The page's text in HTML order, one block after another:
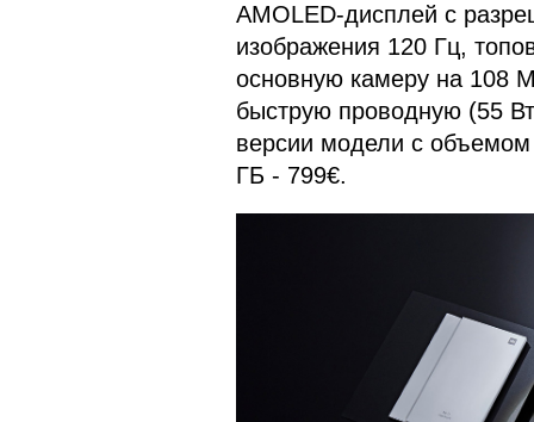
AMOLED-дисплей с
изображения 120 Гц,
основную камеру на 108
быструю проводную (55
версии модели с
ГБ - 799€.